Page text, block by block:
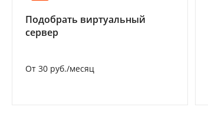
Подобрать виртуальный
сервер
От 30 руб./месяц